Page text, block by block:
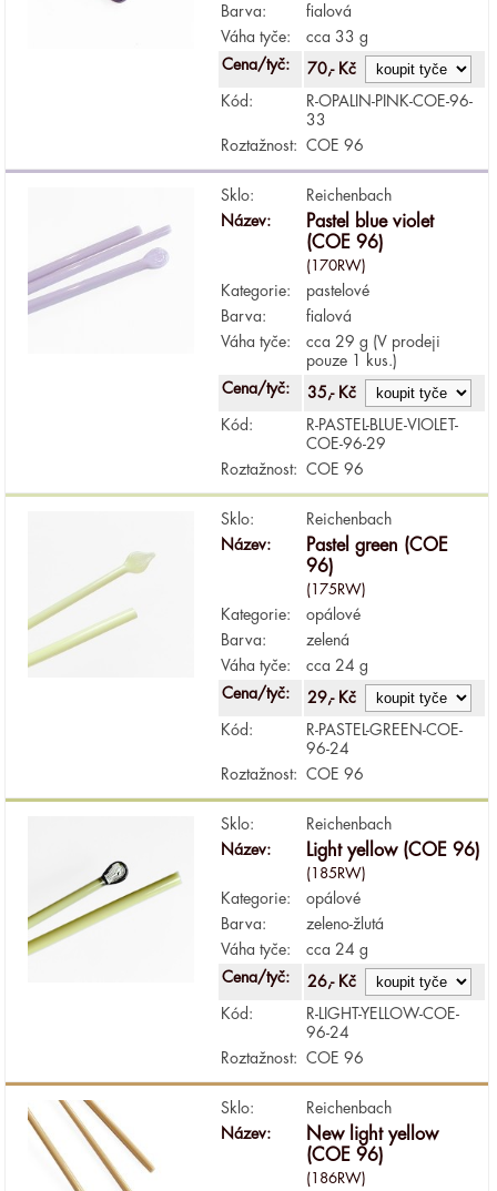
Barva:
fialová
Váha tyče:
cca 33 g
Cena/tyč:
70,- Kč
Kód:
R-OPALIN-PINK-COE-96-
33
Roztažnost:
COE 96
Sklo:
Reichenbach
Název:
Pastel blue violet
(COE 96)
(170RW)
Kategorie:
pastelové
Barva:
fialová
Váha tyče:
cca 29 g (V prodeji
pouze 1 kus.)
Cena/tyč:
35,- Kč
Kód:
R-PASTEL-BLUE-VIOLET-
COE-96-29
Roztažnost:
COE 96
Sklo:
Reichenbach
Název:
Pastel green (COE
96)
(175RW)
Kategorie:
opálové
Barva:
zelená
Váha tyče:
cca 24 g
Cena/tyč:
29,- Kč
Kód:
R-PASTEL-GREEN-COE-
96-24
Roztažnost:
COE 96
Sklo:
Reichenbach
Název:
Light yellow (COE 96)
(185RW)
Kategorie:
opálové
Barva:
zeleno-žlutá
Váha tyče:
cca 24 g
Cena/tyč:
26,- Kč
Kód:
R-LIGHT-YELLOW-COE-
96-24
Roztažnost:
COE 96
Sklo:
Reichenbach
Název:
New light yellow
(COE 96)
(186RW)